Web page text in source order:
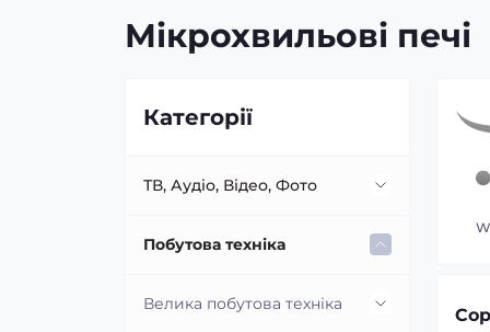
Мікрохвильові печі
Категорії
ТВ, Аудіо, Відео, Фото
Аудіо техніка
Акустичні системи
Телевізори
Побутова техніка
Велика побутова техніка